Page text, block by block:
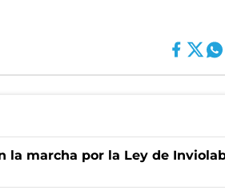
la marcha por la Ley de